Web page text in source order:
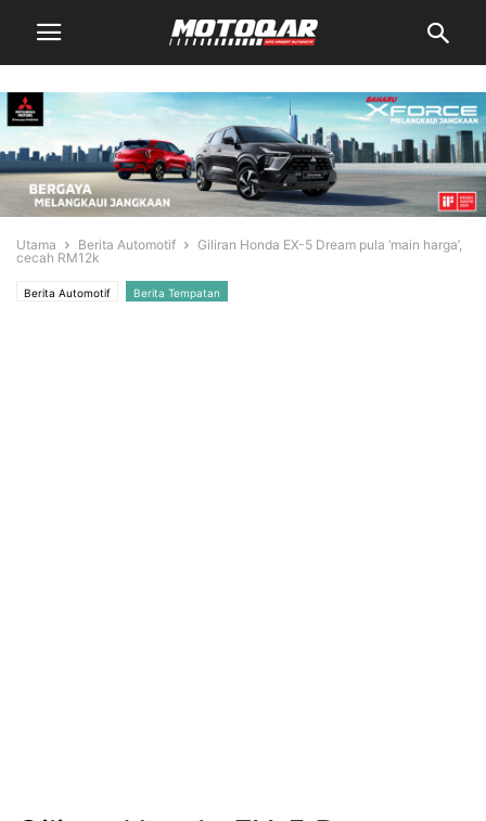
Utama Berita Automotif
Giliran Honda EX-5 Dream pula ‘main harga’,
cecah RM12k
Berita Automotif Berita Tempatan